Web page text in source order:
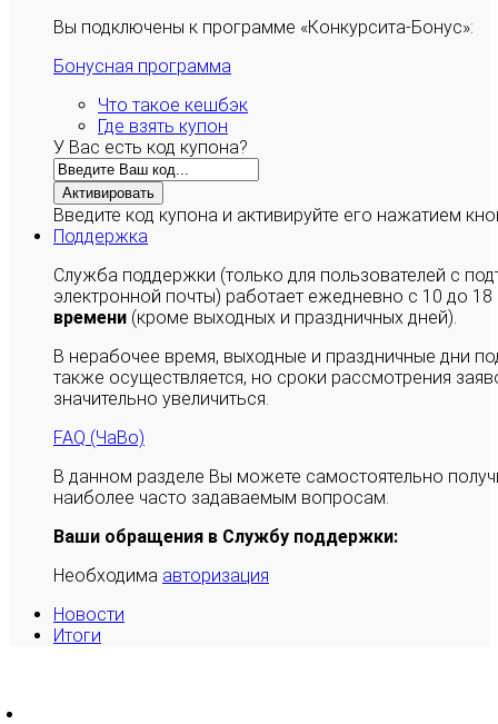
Вы подключены к программе «Конкурсита-Бонус»:
Бонусная программа
Что такое кешбэк
Где взять купон
У Вас есть код купона?
Активировать
Введите код купона и активируйте его нажатием
Поддержка
Служба поддержки (только для пользователей с
электронной почты) работает ежедневно с 10 до
времени (кроме выходных и праздничных дней).
В нерабочее время, выходные и праздничные дни
также осуществляется, но сроки рассмотрения
значительно увеличиться.
FAQ (ЧаВо)
В данном разделе Вы можете самостоятельно
наиболее часто задаваемым вопросам.
Ваши обращения в Службу поддержки:
Необходима авторизация
Новости
Итоги